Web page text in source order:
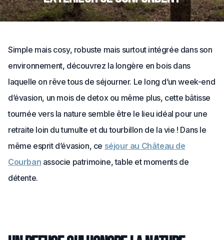
Simple mais cosy, robuste mais surtout intégrée dans son
environnement, découvrez la longère en bois dans
laquelle on rêve tous de séjourner. Le long d’un week-end
d’évasion, un mois de detox ou même plus, cette bâtisse
tournée vers la nature semble être le lieu idéal pour une
retraite loin du tumulte et du tourbillon de la vie ! Dans le
même esprit d’évasion, ce séjour au Château de
Courban associe patrimoine, table et moments de
détente.